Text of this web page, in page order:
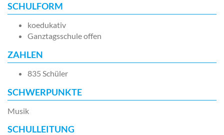
SCHULFORM
koedukativ
Ganztagsschule offen
ZAHLEN
835 Schüler
SCHWERPUNKTE
Musik
SCHULLEITUNG